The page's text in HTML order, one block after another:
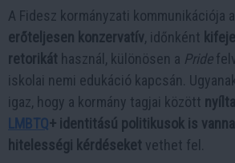
A Fidesz kormányzati kommunikációja
erőteljesen konzervatív, időnként
retorikát használ, különösen a Pride
iskolai nemi edukáció kapcsán.
igaz, hogy a kormány tagjai között
LMBTQ+ identitású politikusok is
hitelességi kérdéseket vethet fel.